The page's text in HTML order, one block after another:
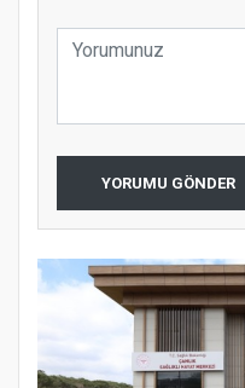
YORUMU GÖNDER